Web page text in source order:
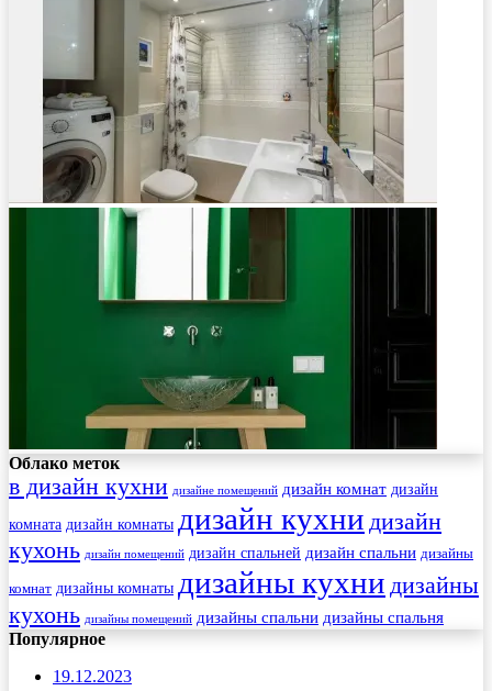
Облако меток
в дизайн кухни дизайне помещений дизайн комнат дизайн
комната дизайн комнаты дизайн кухни дизайн
кухонь дизайн помещений дизайн спальней дизайн спальни дизайны
комнат дизайны комнаты дизайны кухни дизайны
кухонь дизайны помещений дизайны спальни дизайны спальня
Популярное
19.12.2023